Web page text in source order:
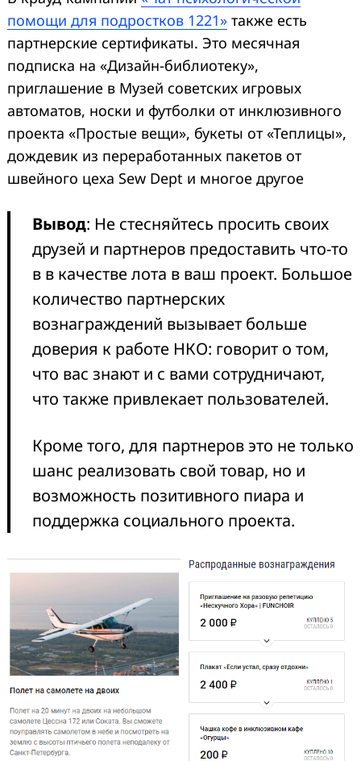
помощи для подростков 1221» также есть
партнерские сертификаты. Это месячная
подписка на «Дизайн-библиотеку»,
приглашение в Музей советских игровых
автоматов, носки и футболки от инклюзивного
проекта «Простые вещи», букеты от «Теплицы»,
дождевик из переработанных пакетов от
швейного цеха Sew Dept и многое другое
Вывод: Не стесняйтесь просить своих
друзей и партнеров предоставить что-то
в в качестве лота в ваш проект. Большое
количество партнерских
вознаграждений вызывает больше
доверия к работе НКО: говорит о том,
что вас знают и с вами сотрудничают,
что также привлекает пользователей.
Кроме того, для партнеров это не только
шанс реализовать свой товар, но и
возможность позитивного пиара и
поддержка социального проекта.